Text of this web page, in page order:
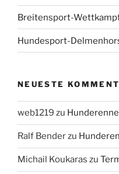
Breitensport-
Hundesport-
NEUESTE
web1219 zu
Ralf Benderzu
Michail Koukaras zu